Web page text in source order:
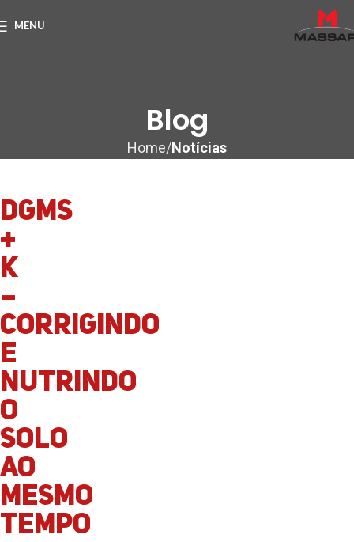
MENU
Blog
Home Notícias
DGMS
+
K
–
Corrigindo
e
nutrindo
o
solo
ao
mesmo
tempo